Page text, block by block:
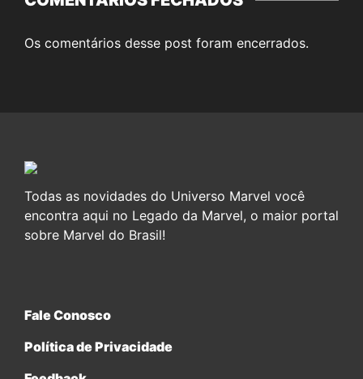
Os comentários desse post foram encerrados.
Todas as novidades do Universo Marvel você
encontra aqui no Legado da Marvel, o maior portal
sobre Marvel do Brasil!
Fale Conosco
Política de Privacidade